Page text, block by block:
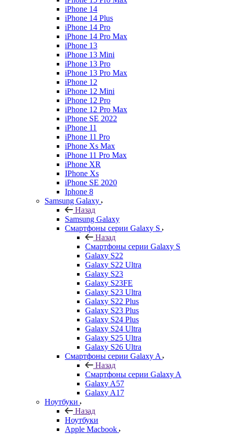
iPhone 14
iPhone 14 Plus
iPhone 14 Pro
iPhone 14 Pro Max
iPhone 13
iPhone 13 Mini
iPhone 13 Pro
iPhone 13 Pro Max
iPhone 12
iPhone 12 Mini
iPhone 12 Pro
iPhone 12 Pro Max
iPhone SE 2022
iPhone 11
iPhone 11 Pro
iPhone Xs Max
iPhone 11 Pro Max
iPhone XR
IPhone Xs
iPhone SE 2020
Iphone 8
Samsung Galaxy
Назад
Samsung Galaxy
Смартфоны серии Galaxy S
Назад
Смартфоны серии Galaxy S
Galaxy S22
Galaxy S22 Ultra
Galaxy S23
Galaxy S23FE
Galaxy S23 Ultra
Galaxy S22 Plus
Galaxy S23 Plus
Galaxy S24 Plus
Galaxy S24 Ultra
Galaxy S25 Ultra
Galaxy S26 Ultra
Смартфоны серии Galaxy A
Назад
Смартфоны серии Galaxy A
Galaxy A57
Galaxy A17
Ноутбуки
Назад
Ноутбуки
Apple Macbook